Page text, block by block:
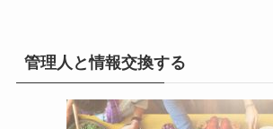
管理人と情報交換する